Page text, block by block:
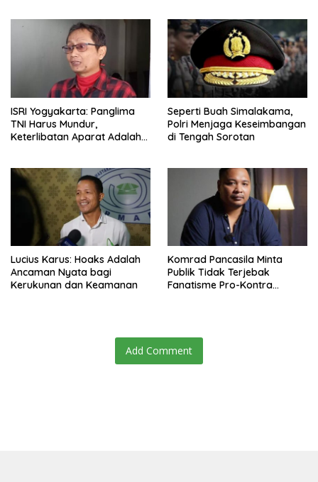
ISRI Yogyakarta: Panglima
TNI Harus Mundur,
Keterlibatan Aparat Adalah
Seperti Buah Simalakama,
Polri Menjaga Keseimbangan
di Tengah Sorotan
Lucius Karus: Hoaks Adalah
Ancaman Nyata bagi
Kerukunan dan Keamanan
Komrad Pancasila Minta
Publik Tidak Terjebak
Fanatisme Pro-Kontra
Add Comment